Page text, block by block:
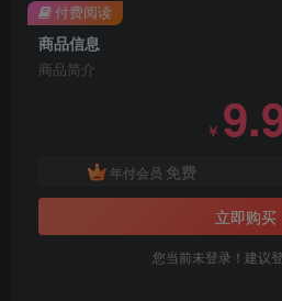
商品信息
商品简介
￥
年付会员 免费
立即购买
您当前未登录！建议
付费阅读